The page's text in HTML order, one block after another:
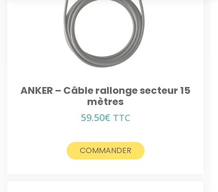
ANKER – Câble rallonge secteur 15
mètres
59.50€ TTC
COMMANDER